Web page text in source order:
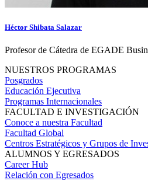
Héctor Shibata Salazar
Profesor de Cátedra de EGADE
NUESTROS PROGRAMAS
Posgrados
Educación Ejecutiva
Programas Internacionales
FACULTAD E INVESTIGACIÓN
Conoce a nuestra Facultad
Facultad Global
Centros Estratégicos y Grupos de
ALUMNOS Y EGRESADOS
Career Hub
Relación con Egresados